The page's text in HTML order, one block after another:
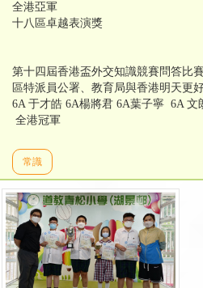
全港亞軍
十八區卓越表演獎
第十四屆香港盃外交知識競賽問答
區特派員公署、教育局與香港明天更
6A 于才皓 6A楊將君 6A葉子寧 6A
全港冠軍
常識